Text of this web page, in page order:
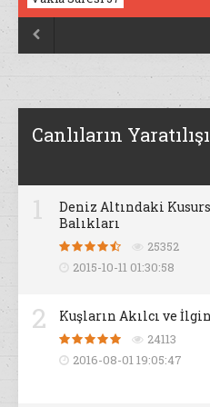

Canlıların Yaratılışı
Deniz Altındaki
Balıkları
25352
2015-10-11 01:30:58
2 Kuşların Akılcı ve
24113
2016-08-01 19:05:47